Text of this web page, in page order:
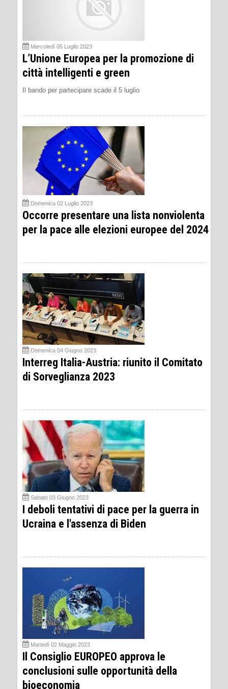
Mercoledì 05 Luglio 2023
L’Unione Europea per la promozione di
città intelligenti e green
Il bando per partecipare scade il 5 luglio
Domenica 02 Luglio 2023
Occorre presentare una lista nonviolenta
per la pace alle elezioni europee del 2024
Domenica 04 Giugno 2023
Interreg Italia-Austria: riunito il Comitato
di Sorveglianza 2023
Sabato 03 Giugno 2023
I deboli tentativi di pace per la guerra in
Ucraina e l'assenza di Biden
Martedì 02 Maggio 2023
Il Consiglio EUROPEO approva le
conclusioni sulle opportunità della
bioeconomia